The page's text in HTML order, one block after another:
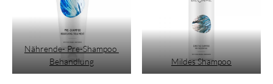
Nährende- Pre-Shampoo
Behandlung
Mildes Shampoo